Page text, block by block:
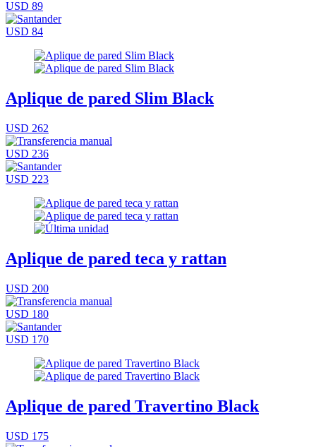
USD 89
USD 84
Aplique de pared Slim Black
USD 262
USD 236
USD 223
Aplique de pared teca y rattan
USD 200
USD 180
USD 170
Aplique de pared Travertino Black
USD 175